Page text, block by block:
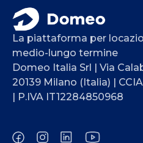
La piattaforma per
medio-lungo termine
Domeo Italia Srl | Via
20139 Milano (Italia) |
| P.IVA IT12284850968